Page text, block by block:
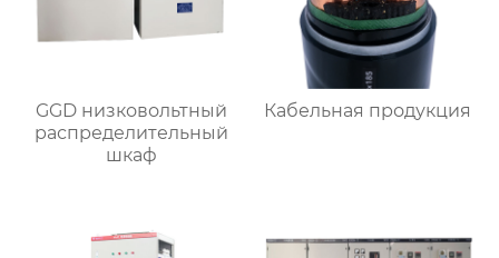
GGD низковольтный
распределительный
шкаф
Кабельная продукция